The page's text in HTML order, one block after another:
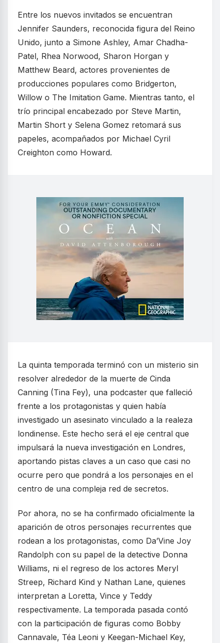
Entre los nuevos invitados se encuentran
Jennifer Saunders, reconocida figura del Reino
Unido, junto a Simone Ashley, Amar Chadha-
Patel, Rhea Norwood, Sharon Horgan y
Matthew Beard, actores provenientes de
producciones populares como Bridgerton,
Willow o The Imitation Game. Mientras tanto, el
trío principal encabezado por Steve Martin,
Martin Short y Selena Gomez retomará sus
papeles, acompañados por Michael Cyril
Creighton como Howard.
La quinta temporada terminó con un misterio sin
resolver alrededor de la muerte de Cinda
Canning (Tina Fey), una podcaster que falleció
frente a los protagonistas y quien había
investigado un asesinato vinculado a la realeza
londinense. Este hecho será el eje central que
impulsará la nueva investigación en Londres,
aportando pistas claves a un caso que casi no
ocurre pero que pondrá a los personajes en el
centro de una compleja red de secretos.
Por ahora, no se ha confirmado oficialmente la
aparición de otros personajes recurrentes que
rodean a los protagonistas, como Da’Vine Joy
Randolph con su papel de la detective Donna
Williams, ni el regreso de los actores Meryl
Streep, Richard Kind y Nathan Lane, quienes
interpretan a Loretta, Vince y Teddy
respectivamente. La temporada pasada contó
con la participación de figuras como Bobby
Cannavale, Téa Leoni y Keegan-Michael Key,